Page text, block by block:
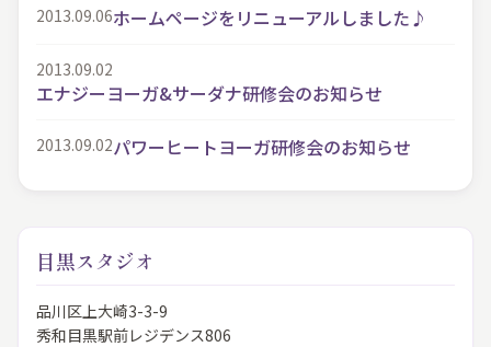
2013.09.06ホームページをリニューアルしました♪
2013.09.02
エナジーヨーガ&サーダナ研修会のお知らせ
2013.09.02パワーヒートヨーガ研修会のお知らせ
目黒スタジオ
品川区上大崎3-3-9
秀和目黒駅前レジデンス806